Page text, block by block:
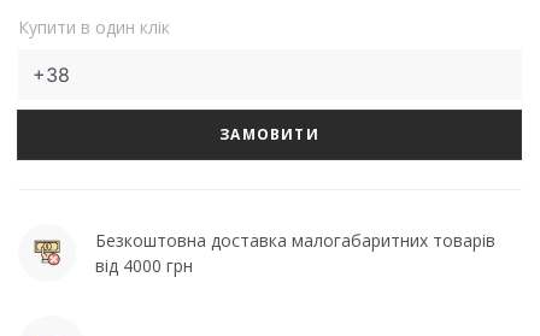
Купити в один клік
ЗАМОВИТИ
Безкоштовна доставка малогабаритних товарів
від 4000 грн